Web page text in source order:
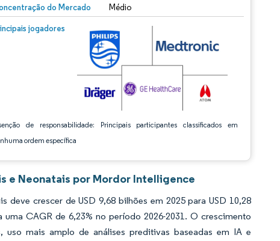
do Mercado Médio
jogadores
de responsabilidade: Principais participantes classificados em
ordem específica
© Mordor Intelligence. O reuso requer atribuição conforme CC BY 4.0.
e Neonatais por Mordor Intelligence
crescer de USD 9,68 bilhões em 2025 para USD 10,28
CAGR de 6,23% no período 2026-2031. O crescimento
mais amplo de análises preditivas baseadas em IA e